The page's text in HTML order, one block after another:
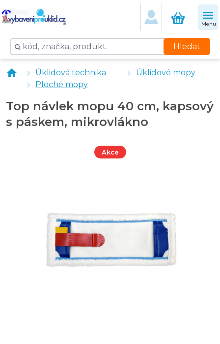
Menu
Hledat
vybaveniprouklid.cz násada Al, tyč k mopu universal -
Úklidový vozík Clarol 2 x 17 l
Návlek mopu 40 cm mikrovlákno kapsový
Top návlek mopu 40 cm, kapsový, mikrovlákno
Úklidová technika
Úklidové mopy
Ploché mopy
Top návlek mopu 40 cm, kapsový
s páskem, mikrovlákno
Akce